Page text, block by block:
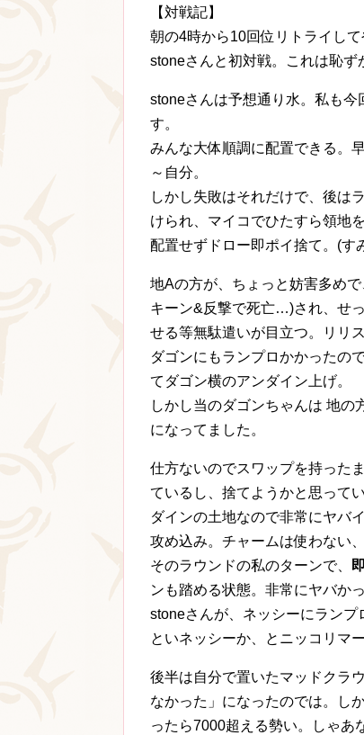
【対戦記】
朝の4時から10回位リトライし
stoneさんと初対戦。これは恥ず
stoneさんは予想通り水。私も今
す。
みんな大体順調に配置できる。
～自分。
しかし失敗はそれだけで、後は
けられ、マイコでひたすら領地
配置せずドロー即ポイ捨て。(す
地Aの方が、ちょっと妨害多め
キーン&反撃で死亡…)され、せ
せる等無駄遣いが目立つ。リリ
ダゴンにもランプロかかったの
てダゴン横のアンダイン上げ。
しかし当のダゴンちゃんは 地
になってました。
仕方ないのでスワップを持った
ているし、捨てようかと思って
ダインの土地なので非常にヤバ
攻め込み。チャームは使わない
そのラウンドの私のターンで、
ンも踏める状態。非常にヤバか
stoneさんが、ネッシーにラン
といネッシーか、とニッコリマ
後半は自分で置いたマッドクラ
なかった」になったのでは。し
ったら7000超える勢い。しゃあ